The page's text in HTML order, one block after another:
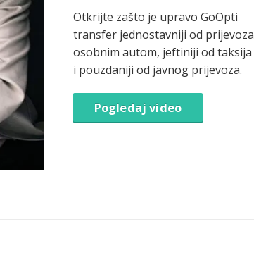
Otkrijte zašto je upravo GoOpti
transfer jednostavniji od prijevoza
osobnim autom, jeftiniji od taksija
i pouzdaniji od javnog prijevoza.
Pogledaj video